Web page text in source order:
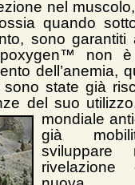
nel
quando
sono garantiti
non
dell’anemia,
state già
del suo
mondiale
già
sviluppare